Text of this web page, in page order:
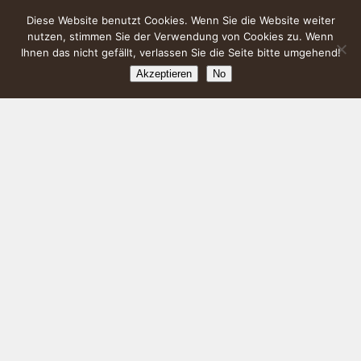
Diese Website benutzt Cookies. Wenn Sie die Website weiter
nutzen, stimmen Sie der Verwendung von Cookies zu. Wenn
Ihnen das nicht gefällt, verlassen Sie die Seite bitte umgehend!
Akzeptieren No